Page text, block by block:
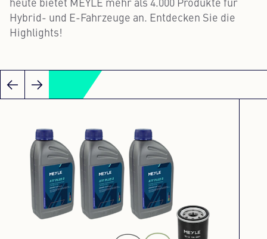
heute bietet MEYLE mehr als 4.000 Produkte für
Hybrid- und E-Fahrzeuge an. Entdecken Sie die
Highlights!